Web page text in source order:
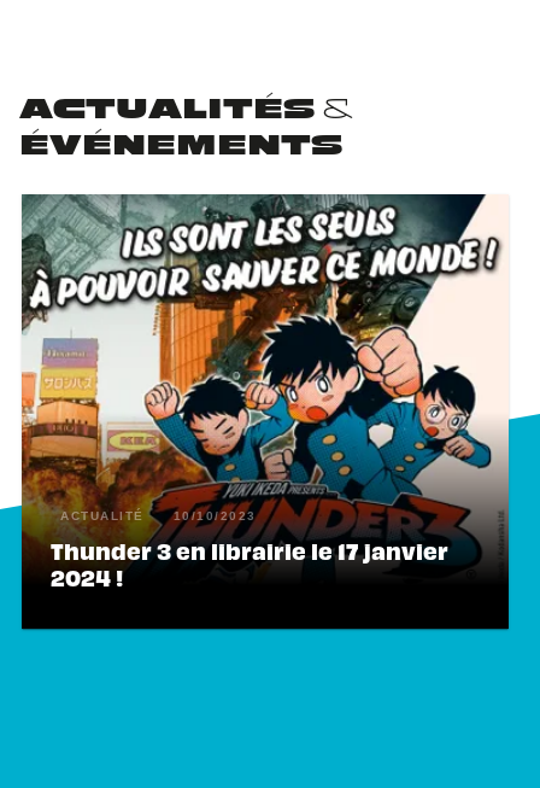
ACTUALITÉS &
ÉVÉNEMENTS
ACTUALITÉ 10/10/2023
Thunder 3 en librairie le 17 janvier
2024 !